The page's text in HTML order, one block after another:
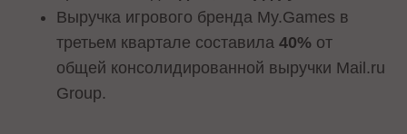
Выручка игрового бренда My.Games в
третьем квартале составила40% от
общей консолидированной выручки Mail.ru
Group.